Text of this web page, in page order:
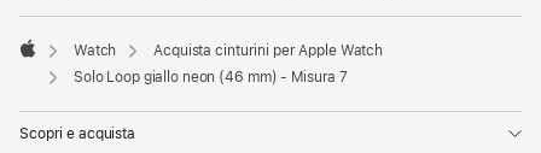
Apple
Watch
Acquista cinturini per Apple Watch
Solo Loop giallo neon (46 mm) - Misura 7
Scopri e acquista